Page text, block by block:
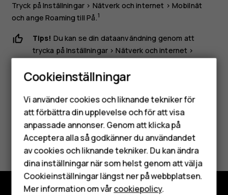
Smartphones
Mobiltelefoner
Tillbehör
HMD Terra M
Surfplattor
Tryck påInställningar > Nätverk och internet > Mobilnät
och angeRoaming tillPå.1
Tips! Du kan se din dataanvändning genom att
trycka påInställningar >Nätverk och internet >
Var detta till hjälp?
Ja Nej
Cookieinställningar
Vi använder cookies och liknande tekniker för
att förbättra din upplevelse och för att visa
anpassade annonser. Genom att klicka på
Acceptera alla så godkänner du användandet
av cookies och liknande tekniker. Du kan ändra
dina inställningar när som helst genom att välja
Cookieinställningar längst ner på webbplatsen.
Mer information om vårcookiepolicy.